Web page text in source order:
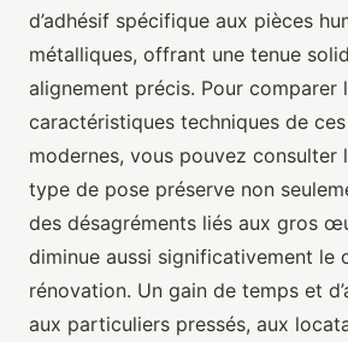
d’adhésif spécifique aux pièces
métalliques, offrant une tenue
alignement précis. Pour comparer
caractéristiques techniques de
modernes, vous pouvez consulter
type de pose préserve non
des désagréments liés aux gros
diminue aussi significativement le
rénovation. Un gain de temps et
aux particuliers pressés, aux